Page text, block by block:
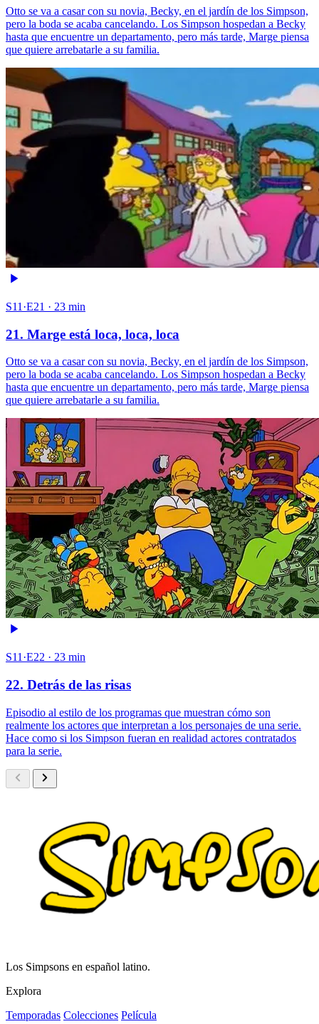
Otto se va a casar con su novia, Becky, en el jardín de los Simpson,
pero la boda se acaba cancelando. Los Simpson hospedan a Becky
hasta que encuentre un departamento, pero más tarde, Marge piensa
que quiere arrebatarle a su familia.
S11·E21 · 23 min
21. Marge está loca, loca, loca
Otto se va a casar con su novia, Becky, en el jardín de los Simpson,
pero la boda se acaba cancelando. Los Simpson hospedan a Becky
hasta que encuentre un departamento, pero más tarde, Marge piensa
que quiere arrebatarle a su familia.
S11·E22 · 23 min
22. Detrás de las risas
Episodio al estilo de los programas que muestran cómo son
realmente los actores que interpretan a los personajes de una serie.
Hace como si los Simpson fueran en realidad actores contratados
para la serie.
Los Simpsons en español latino.
Explora
Temporadas Colecciones Película